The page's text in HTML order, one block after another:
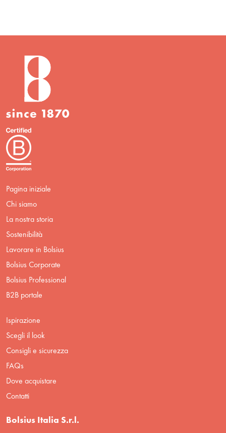
Pagina iniziale
Chi siamo
La nostra storia
Sostenibilità
Lavorare in Bolsius
Bolsius Corporate
Bolsius Professional
B2B portale
Ispirazione
Scegli il look
Consigli e sicurezza
FAQs
Dove acquistare
Contatti
Bolsius Italia S.r.l.